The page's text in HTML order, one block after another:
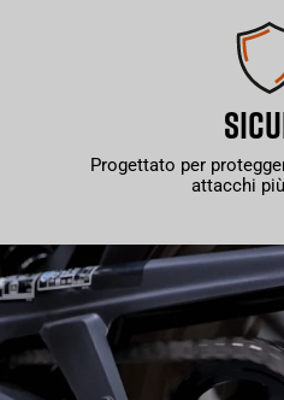
Progettato per
attacchi